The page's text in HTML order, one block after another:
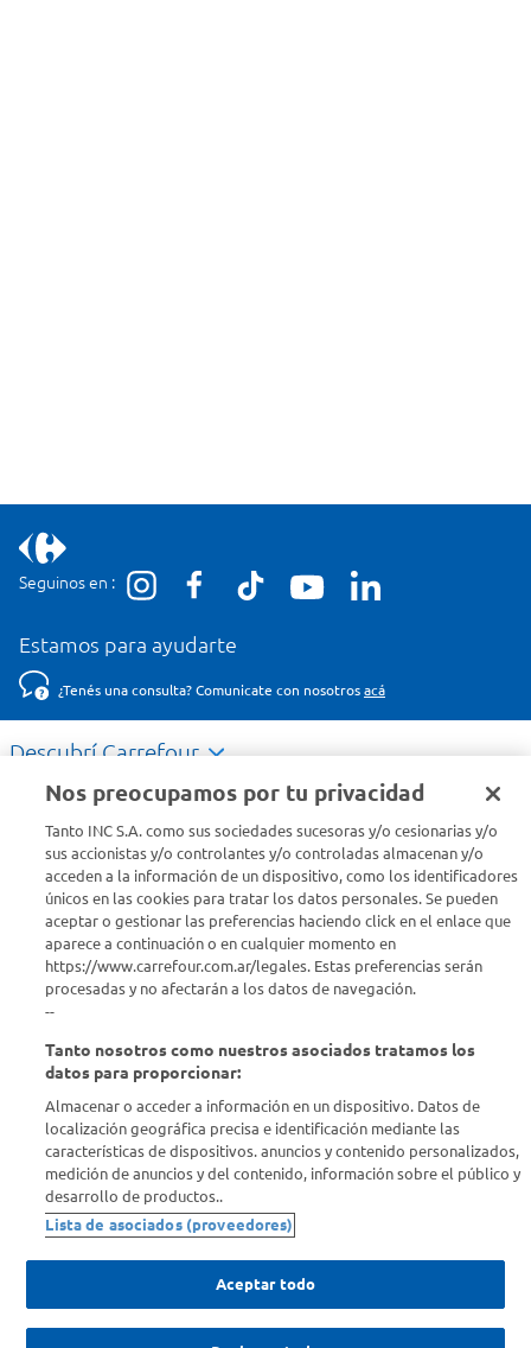
Seguinos en :
Estamos para ayudarte
¿Tenés una consulta? Comunicate con nosotros acá
Descubrí Carrefour
Info útil
Comprá Online
Enterate de nuestras ofertas
que nadie.
Provincia
ENVIAR
Nos preocupamos por tu privacidad
Tanto INC S.A. como sus sociedades sucesoras y/o cesionarias y/o
sus accionistas y/o controlantes y/o controladas almacenan y/o
acceden a la información de un dispositivo, como los identificadores
únicos en las cookies para tratar los datos personales. Se pueden
aceptar o gestionar las preferencias haciendo click en el enlace que
aparece a continuación o en cualquier momento en
https://www.carrefour.com.ar/legales. Estas preferencias serán
procesadas y no afectarán a los datos de navegación.
--
Tanto nosotros como nuestros asociados tratamos los
datos para proporcionar:
Almacenar o acceder a información en un dispositivo. Datos de
localización geográfica precisa e identificación mediante las
características de dispositivos. anuncios y contenido personalizados,
medición de anuncios y del contenido, información sobre el público y
desarrollo de productos..
Lista de asociados (proveedores)
Aceptar todo